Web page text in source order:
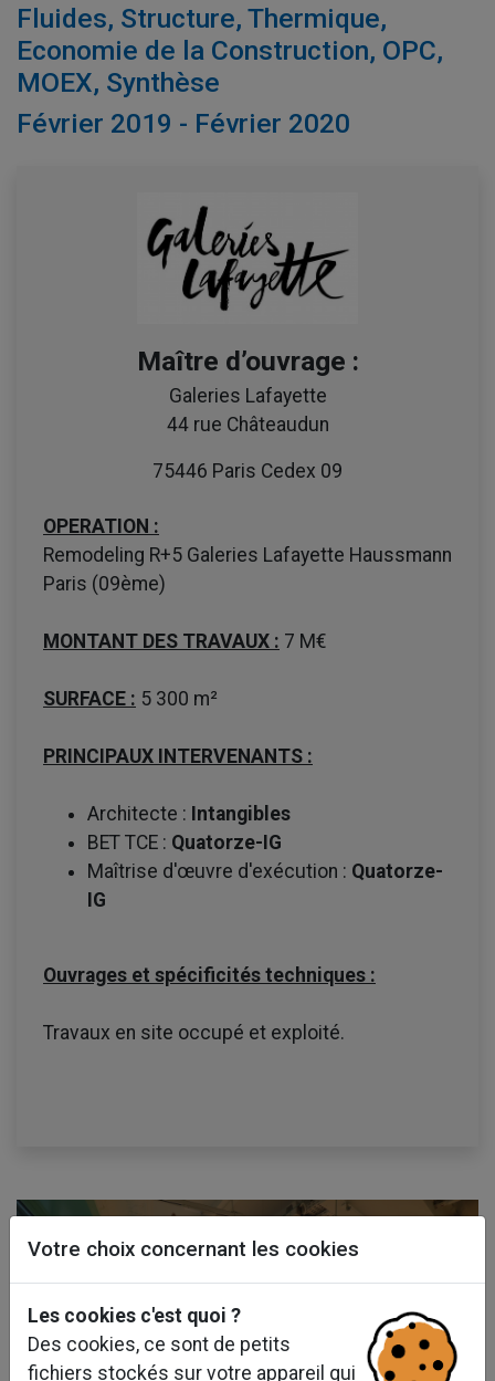
Fluides, Structure, Thermique,
Economie de la Construction, OPC,
MOEX, Synthèse
Février 2019 - Février 2020
Maître d’ouvrage :
Galeries Lafayette
44 rue Châteaudun
75446 Paris Cedex 09
OPERATION :
Remodeling R+5 Galeries Lafayette Haussmann
Paris (09ème)
MONTANT DES TRAVAUX : 7 M€
SURFACE : 5 300 m²
PRINCIPAUX INTERVENANTS :
Architecte : Intangibles
BET TCE : Quatorze-IG
Maîtrise d'œuvre d'exécution : Quatorze-
IG
Ouvrages et spécificités techniques :
Travaux en site occupé et exploité.
Votre choix concernant les cookies
Les cookies c'est quoi ?
Des cookies, ce sont de petits
fichiers stockés sur votre appareil qui